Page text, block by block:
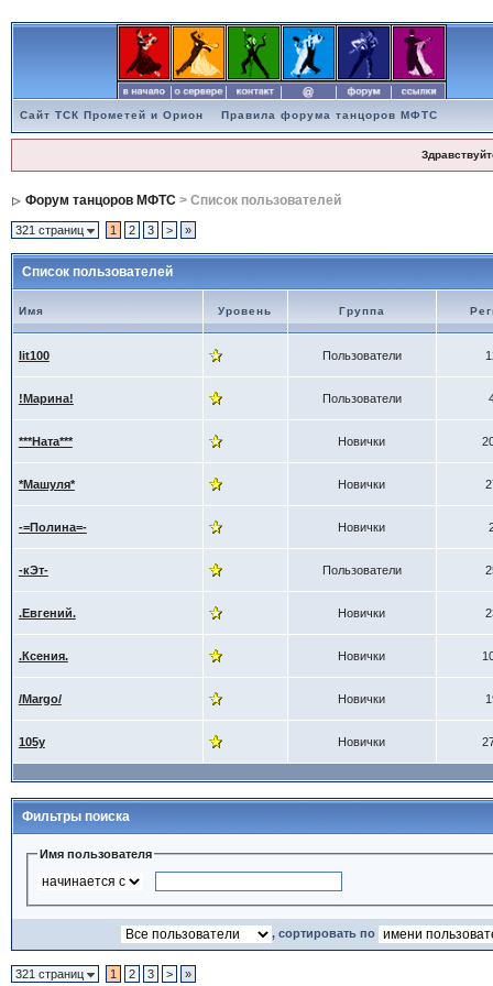
Сайт ТСК Прометей и Орион Правила форума танцоров МФТС
Форум танцоров МФТС> Список пользователей
321 страниц 1 2 3 > »
Список пользователей
Имя Уровень Группа
lit100 Пользователи
!Марина! Пользователи
***Ната*** Новички
*Машуля* Новички
-=Полина=- Новички
-кЭт- Пользователи
.Евгений. Новички
.Ксения. Новички
/Margo/ Новички
105y Новички
Фильтры поиска
Имя пользователя
, сортировать по
321 страниц 1 2 3 > »